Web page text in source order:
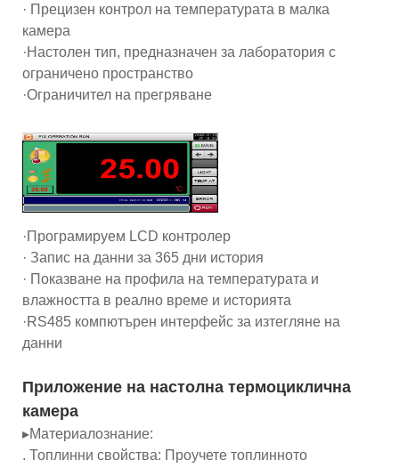
· Прецизен контрол на температурата в малка
камера
·Настолен тип, предназначен за лаборатория с
ограничено пространство
·Ограничител на прегряване
·Програмируем LCD контролер
· Запис на данни за 365 дни история
· Показване на профила на температурата и
влажността в реално време и историята
·RS485 компютърен интерфейс за изтегляне на
данни
Приложение на настолна термоциклична
камера
▸Материалознание:
. Топлинни свойства: Проучете топлинното